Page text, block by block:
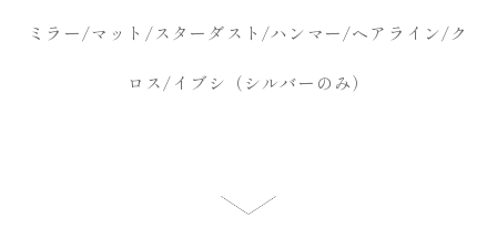
ミラー/マット/スターダスト/ハンマー/ヘアライン/ク
ロス/イブシ（シルバーのみ）